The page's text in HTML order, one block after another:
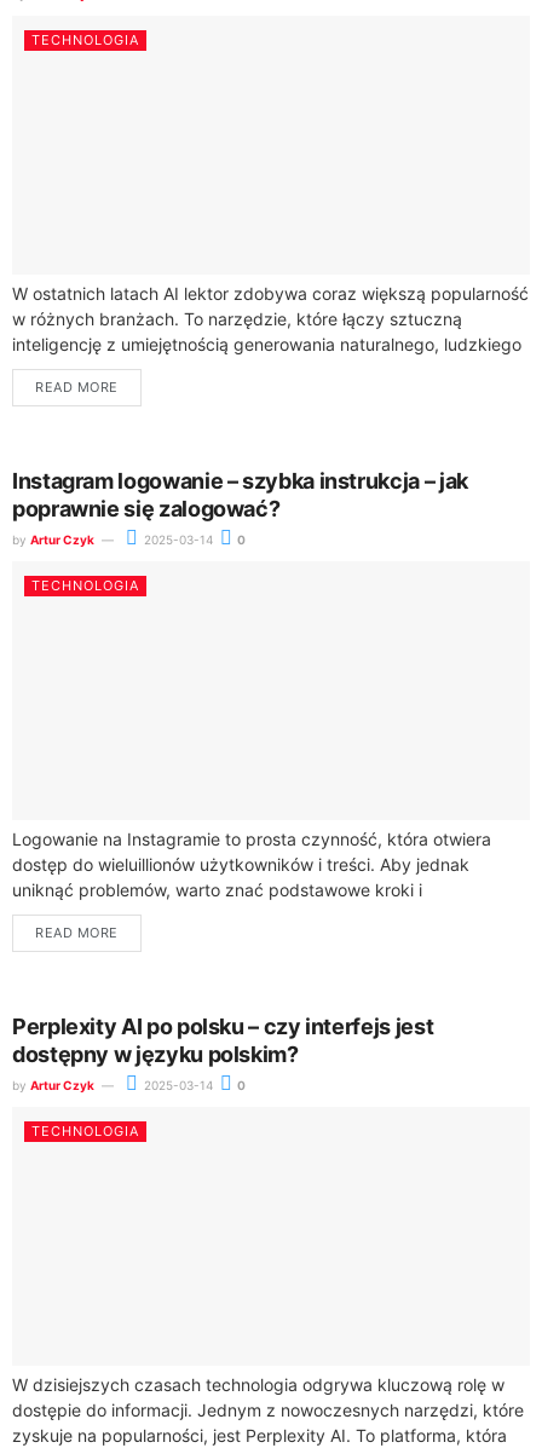
TECHNOLOGIA
W ostatnich latach AI lektor zdobywa coraz większą popularność
w różnych branżach. To narzędzie, które łączy sztuczną
inteligencję z umiejętnością generowania naturalnego, ludzkiego
głosu, oferując nowe możliwości w dziedzinie komunikacji...
READ MORE
Instagram logowanie – szybka instrukcja – jak
poprawnie się zalogować?
by Artur Czyk 2025-03-14 0
TECHNOLOGIA
Logowanie na Instagramie to prosta czynność, która otwiera
dostęp do wieluillionów użytkowników i treści. Aby jednak
uniknąć problemów, warto znać podstawowe kroki i
przygotować się odpowiednio.Przede wszystkim, upewnij się,
że...READ MORE
Perplexity AI po polsku – czy interfejs jest
dostępny w języku polskim?
by Artur Czyk 2025-03-14 0
TECHNOLOGIA
W dzisiejszych czasach technologia odgrywa kluczową rolę w
dostępie do informacji. Jednym z nowoczesnych narzędzi, które
zyskuje na popularności, jest Perplexity AI. To platforma, która